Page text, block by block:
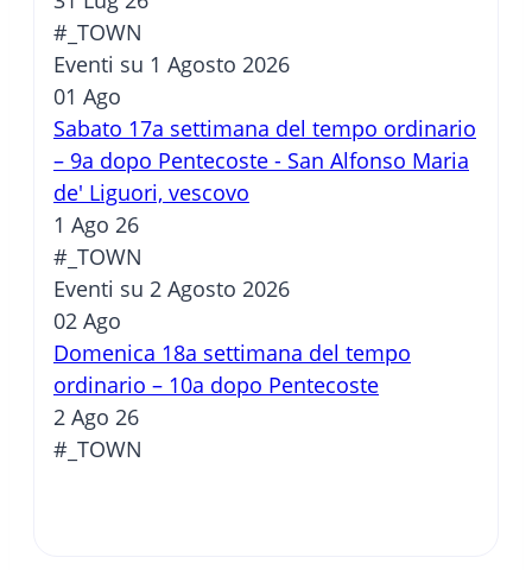
#_TOWN
Eventi su 1 Agosto 2026
01 Ago
Sabato 17a settimana del tempo ordinario
– 9a dopo Pentecoste - San Alfonso Maria
de' Liguori, vescovo
1 Ago 26
#_TOWN
Eventi su 2 Agosto 2026
02 Ago
Domenica 18a settimana del tempo
ordinario – 10a dopo Pentecoste
2 Ago 26
#_TOWN